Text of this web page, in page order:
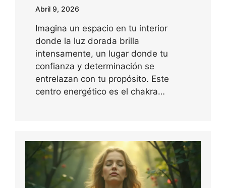
Abril 9, 2026
Imagina un espacio en tu interior
donde la luz dorada brilla
intensamente, un lugar donde tu
confianza y determinación se
entrelazan con tu propósito. Este
centro energético es el chakra…